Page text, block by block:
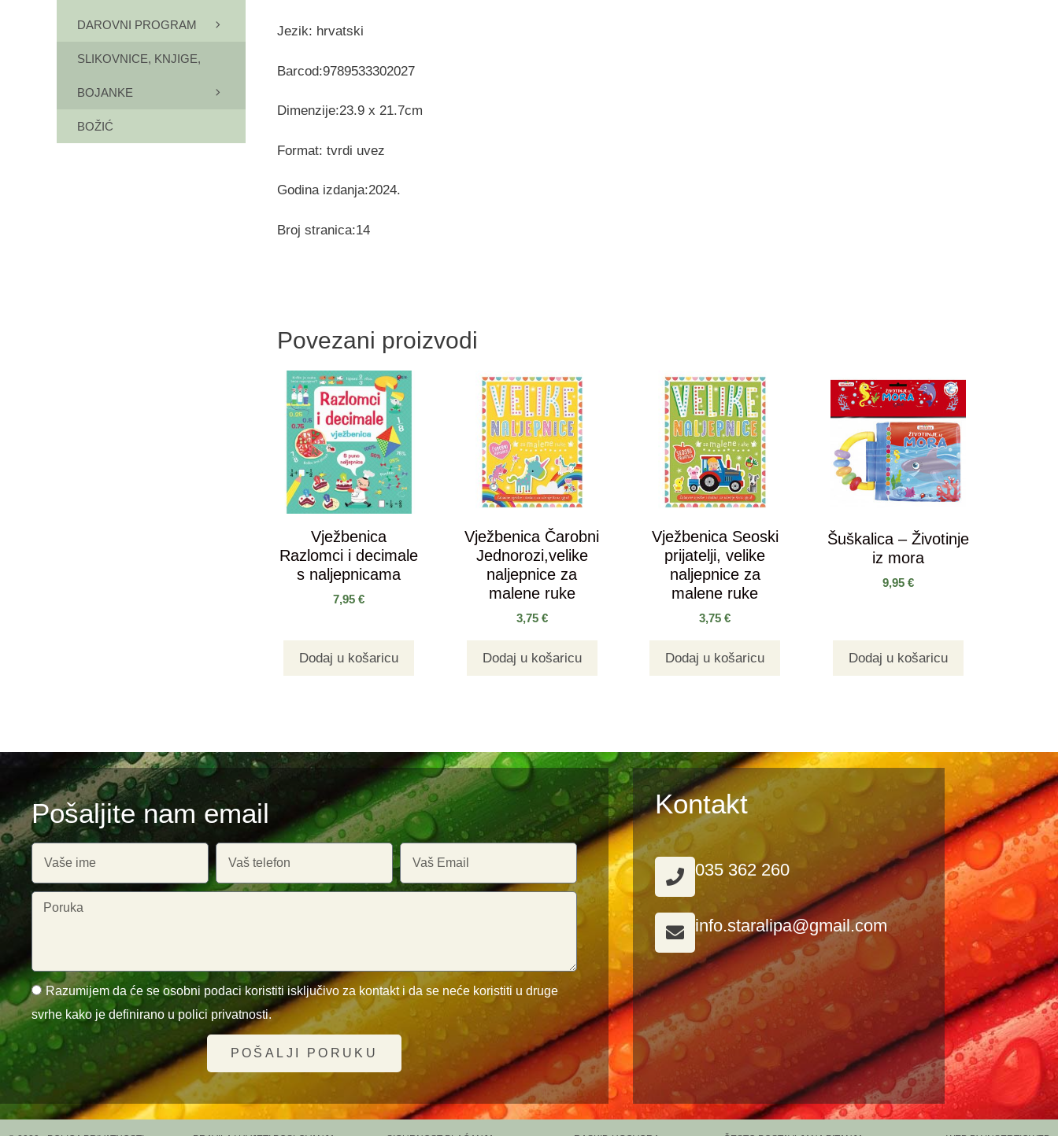
Jezik: hrvatski
Barcod:9789533302027
Dimenzije:23.9 x 21.7cm
Format: tvrdi uvez
Godina izdanja:2024.
Broj stranica:14
Povezani proizvodi
Vježbenica
Razlomci i decimale
s naljepnicama
7,95€
Dodaj u košaricu
Vježbenica Čarobni
Jednorozi,velike
naljepnice za
malene ruke
3,75 €
Dodaj u košaricu
Vježbenica Seoski
prijatelji, velike
naljepnice za
malene ruke
3,75€
Dodaj u košaricu
Šuškalica – Životinje
iz mora
9,95 €
Dodaj u košaricu
DAROVNI PROGRAM
SLIKOVNICE, KNJIGE,
BOJANKE
BOŽIĆ
Pošaljite nam email
Razumijem da će se osobni podaci koristiti isključivo za kontakt i da se neće koristiti u druge
svrhe kako je definirano u polici privatnosti.
POŠALJI PORUKU
Kontakt
035 362 260
info.staralipa@gmail.com